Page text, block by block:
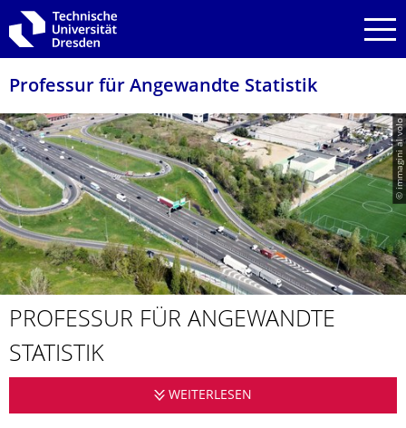
Zur Hauptnavigation springen
Zur Suche springen
Zum Inhalt springen
Professur für Angewandte Statistik
© immagini al volo
PROFESSUR FÜR ANGEWANDTE
STATISTIK
WEITERLESEN